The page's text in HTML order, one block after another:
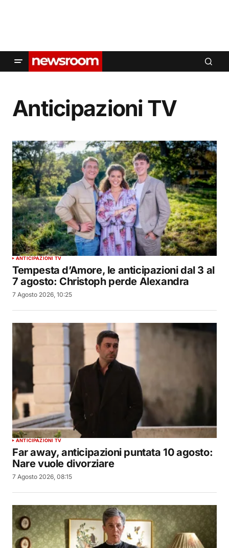
Anticipazioni TV
ANTICIPAZIONI TV
Tempesta d’Amore, le anticipazioni dal 3 al
7 agosto: Christoph perde Alexandra
7 Agosto 2026, 10:25
ANTICIPAZIONI TV
Far away, anticipazioni puntata 10 agosto:
Nare vuole divorziare
7 Agosto 2026, 08:15